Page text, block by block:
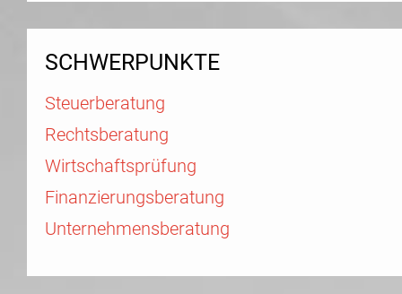
SCHWERPUNKTE
Steuerberatung
Rechtsberatung
Wirtschaftsprüfung
Finanzierungsberatung
Unternehmensberatung